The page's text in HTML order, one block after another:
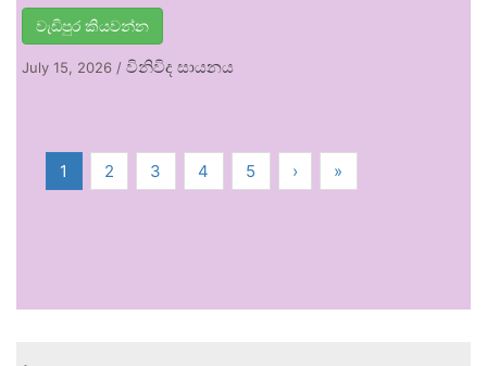
වැඩිපුර කියවන්න
July 15, 2026 / විනිවිද සායනය
1 2 3 4 5 › »